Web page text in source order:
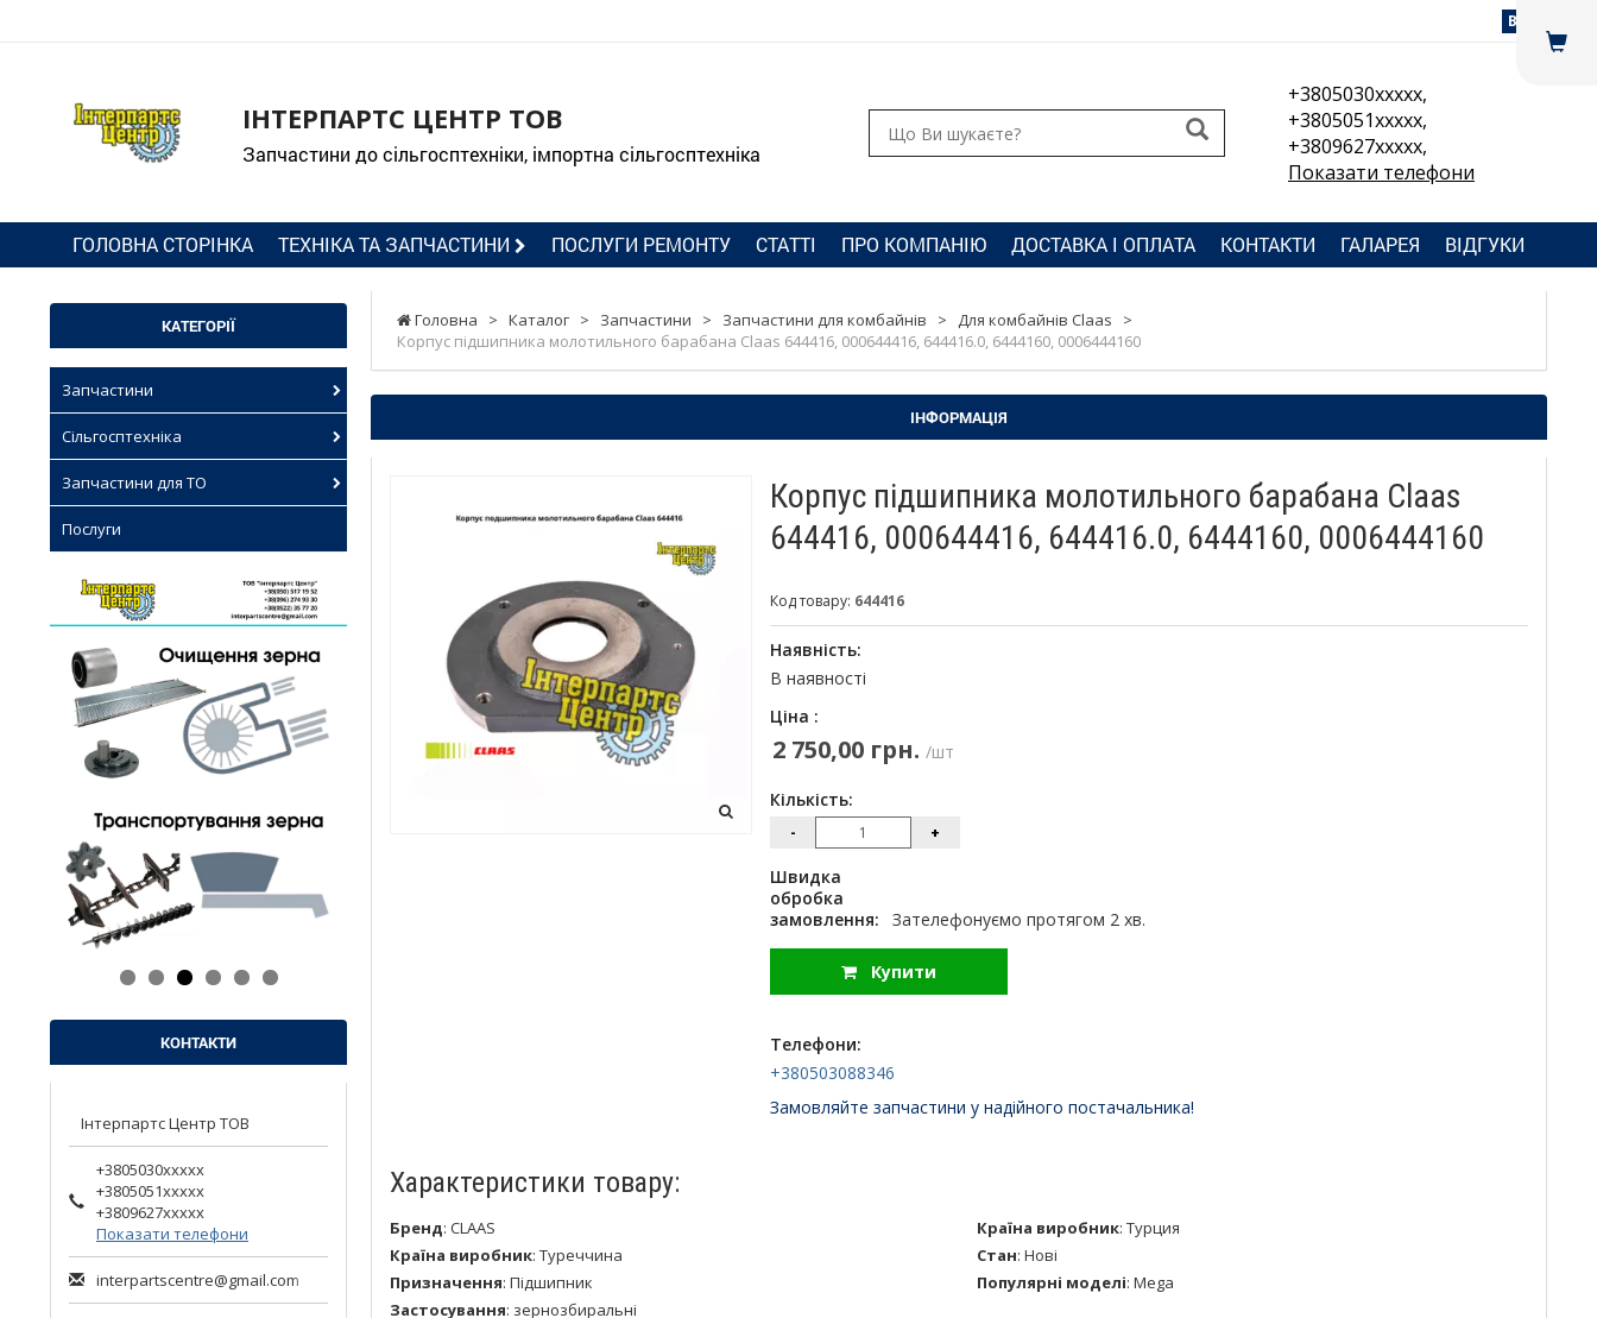
Вхід
ІНТЕРПАРТС ЦЕНТР ТОВ
Запчастини до сільгосптехніки, імпортна сільгосптехніка
+3805030xxxxx,
+3805051xxxxx,
+3809627xxxxx,
Показати телефони
ГОЛОВНА СТОРІНКА ТЕХНІКА ТА ЗАПЧАСТИНИ ПОСЛУГИ РЕМОНТУ СТАТТІ ПРО КОМПАНІЮ ДОСТАВКА І ОПЛАТА КОНТАКТИ ГАЛАРЕЯ ВІДГУКИ
Головна > Каталог > Запчастини > Запчастини для комбайнів > Для комбайнів Claas
>
Корпус підшипника молотильного барабана Claas 644416, 000644416, 644416.0, 6444160, 0006444160
ІНФОРМАЦІЯ
Корпус підшипника молотильного барабана Claas
644416, 000644416, 644416.0, 6444160, 0006444160
Код товару: 644416
Наявність:
В наявності
Ціна :
2 750,00 грн. /шт
Кількість:
- +
Швидка
обробка
замовлення:
Зателефонуємо протягом 2 хв.
Купити
Телефони:
+380503088346
Замовляйте запчастини у надійного постачальника!
Характеристики товару:
Бренд: CLAAS Країна виробник: Турция
Країна виробник: Туреччина Стан: Нові
Призначення: Підшипник Популярні моделі: Mega
Застосування: зернозбиральні
КАТЕГОРІЇ
Запчастини
Сільгосптехніка
Запчастини для ТО
Послуги
КОНТАКТИ
Інтерпартс Центр ТОВ
+3805030xxxxx
+3805051xxxxx
+3809627xxxxx
Показати телефони
interpartscentre@gmail.com